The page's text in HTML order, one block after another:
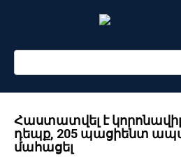
Поиск:
Հաստատվել է
դեպք, 205 պացիենտ
մահացել